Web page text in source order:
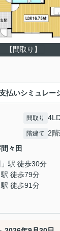
【間取り】
払いシミュレー
間取り
階建て 2
々田
」駅 徒歩30分
駅 徒歩79分
駅 徒歩91分